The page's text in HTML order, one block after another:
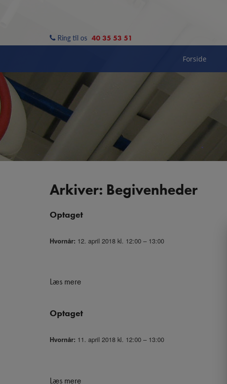
Ring til os 40 35 53 51
Forside
Arkiver: Begivenheder
Optaget
Hvornår: 12. april 2018 kl. 12:00 – 13:00
Læs mere
Optaget
Hvornår: 11. april 2018 kl. 12:00 – 13:00
Læs mere